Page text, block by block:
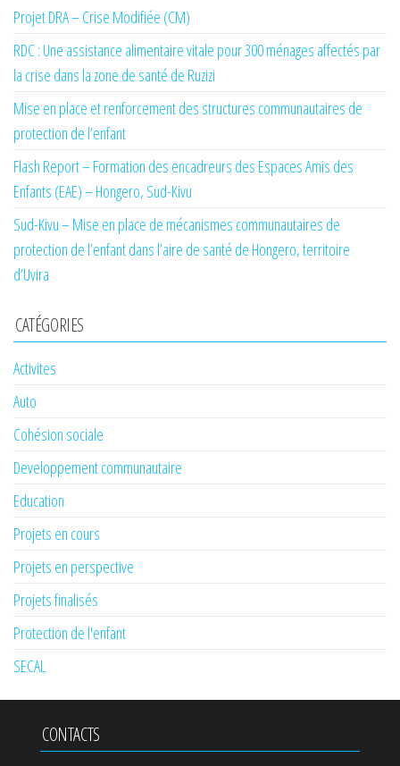
Projet DRA – Crise Modifiée (CM)
RDC : Une assistance alimentaire vitale pour 300 ménages affectés par
la crise dans la zone de santé de Ruzizi
Mise en place et renforcement des structures communautaires de
protection de l’enfant
Flash Report – Formation des encadreurs des Espaces Amis des
Enfants (EAE) – Hongero, Sud-Kivu
Sud-Kivu – Mise en place de mécanismes communautaires de
protection de l’enfant dans l’aire de santé de Hongero, territoire
d’Uvira
CATÉGORIES
Activites
Auto
Cohésion sociale
Developpement communautaire
Education
Projets en cours
Projets en perspective
Projets finalisés
Protection de l'enfant
SECAL
CONTACTS